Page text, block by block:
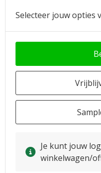
Selecteer jouw opties
Je kunt jouw
winkelwagen/